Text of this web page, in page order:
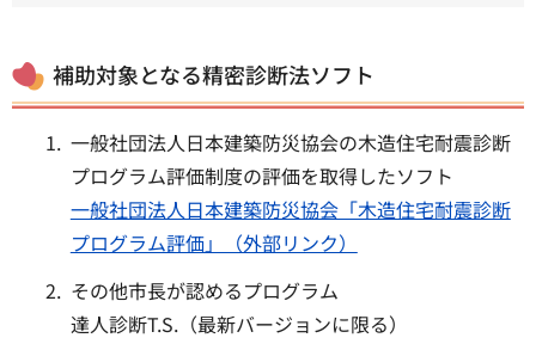
補助対象となる精密診断法ソフト
一般社団法人日本建築防災協会の木造住宅耐震診断
プログラム評価制度の評価を取得したソフト
一般社団法人日本建築防災協会「木造住宅耐震診断
プログラム評価」（外部リンク）
その他市長が認めるプログラム
達人診断T.S.（最新バージョンに限る）